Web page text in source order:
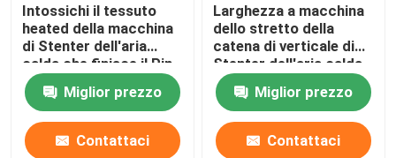
Intossichi il tessuto
heated della macchina
di Stenter dell'aria
calda che finisce il Pin
di Stenter/clip
combinatiMiglior prezzo
Contattaci
Larghezza a macchina
dello stretto della
catena di verticale di
Stenter dell'aria calda
automatica su misura
Miglior prezzo
Contattaci